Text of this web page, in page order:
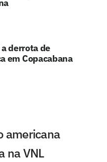
derrota de
em Copacabana
americana
na VNL